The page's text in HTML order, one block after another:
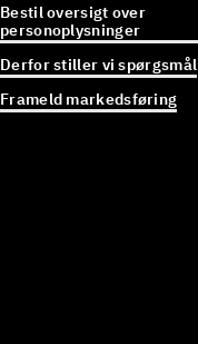
Bestil oversigt over
personoplysninger
Derfor stiller vi spørgsmål
Frameld markedsføring